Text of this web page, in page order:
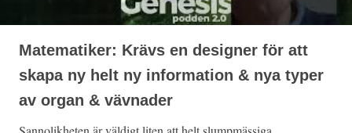
Matematiker: Krävs en designer för att
skapa ny helt ny information & nya typer
av organ & vävnader